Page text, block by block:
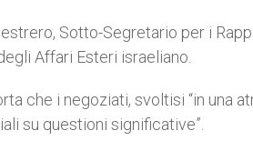
Sotto-Segretario per i
Affari Esteri israeliano.
che i negoziati, svoltisi “in una
su questioni significative”.